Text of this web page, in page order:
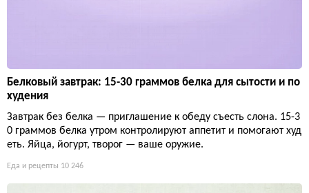
Белковый завтрак: 15-30 граммов белка для сытости и по
худения
Завтрак без белка — приглашение к обеду съесть слона. 15-3
0 граммов белка утром контролируют аппетит и помогают худ
еть. Яйца, йогурт, творог — ваше оружие.
Еда и рецепты 10 246